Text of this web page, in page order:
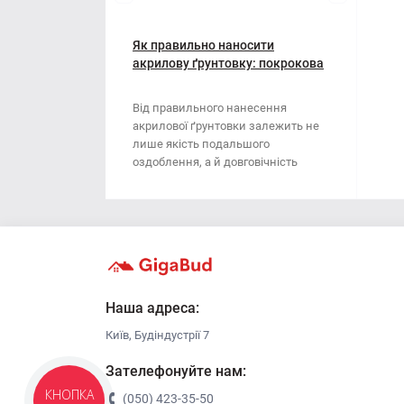
Наждачний папір
Стрічка
Викрутка
Губки для шліфування
Кліщі
Ключі
Лопата
Як правильно наносити
акрилову ґрунтовку: покрокова
Від правильного нанесення
акрилової ґрунтовки залежить не
лише якість подальшого
оздоблення, а й довговічність
Наша адреса:
Київ, Будіндустрії 7
Зателефонуйте нам:
(050) 423-35-50
КНОПКА